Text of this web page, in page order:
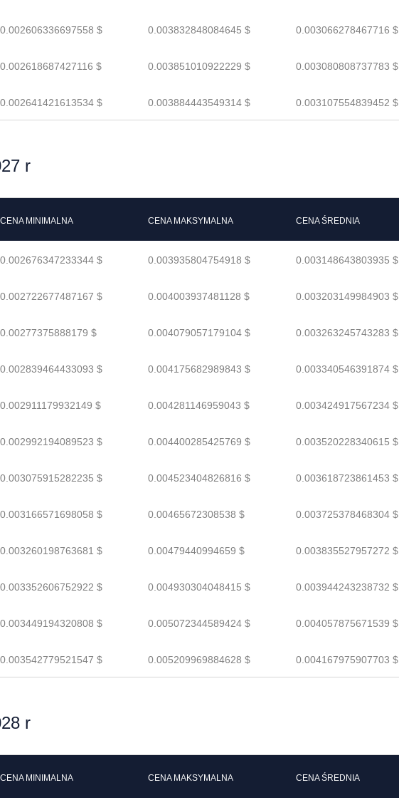
0.002606336697558 $ 0.003832848084645 $ 0.003066278467716 $
0.002618687427116 $ 0.003851010922229 $ 0.003080808737783 $
0.002641421613534 $ 0.003884443549314 $ 0.003107554839452 $
r
CENA MINIMALNA CENA MAKSYMALNA CENA ŚREDNIA
0.002676347233344 $ 0.003935804754918 $ 0.003148643803935 $
0.002722677487167 $ 0.004003937481128 $ 0.003203149984903 $
0.00277375888179 $ 0.004079057179104 $ 0.003263245743283 $
0.002839464433093 $ 0.004175682989843 $ 0.003340546391874 $
0.002911179932149 $ 0.004281146959043 $ 0.003424917567234 $
0.002992194089523 $ 0.004400285425769 $ 0.003520228340615 $
0.003075915282235 $ 0.004523404826816 $ 0.003618723861453 $
0.003166571698058 $ 0.00465672308538 $ 0.003725378468304 $
0.003260198763681 $ 0.00479440994659 $ 0.003835527957272 $
0.003352606752922 $ 0.004930304048415 $ 0.003944243238732 $
0.003449194320808 $ 0.005072344589424 $ 0.004057875671539 $
0.003542779521547 $ 0.005209969884628 $ 0.004167975907703 $
r
CENA MINIMALNA CENA MAKSYMALNA CENA ŚREDNIA